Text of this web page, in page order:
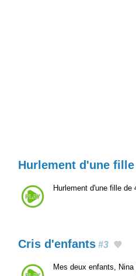
Hurlement d'une fille
Hurlement d'une fille de
Cris d'enfants #3
Mes deux enfants,